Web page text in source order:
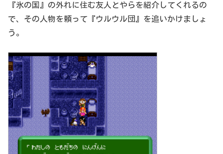
『氷の国』の外れに住む友人とやらを紹介してくれるの
で、その人物を頼って『ウルウル団』を追いかけましょ
う。